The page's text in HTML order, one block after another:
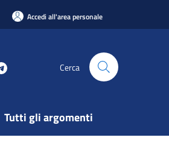
Accedi all'area personale
Cerca
Tutti gli argomenti